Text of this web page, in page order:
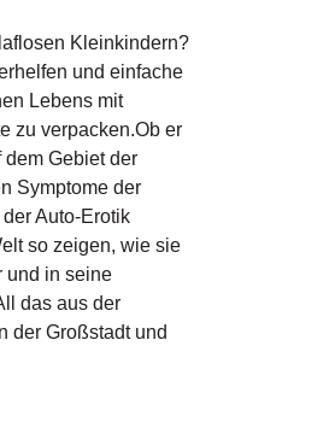
Kleinkindern?
und einfache
Lebens mit
zu verpacken.Ob er
Gebiet der
Symptome der
Auto-Erotik
so zeigen, wie sie
und in seine
das aus der
der Großstadt und